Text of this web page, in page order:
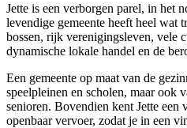
Jette is een verborgen parel, in het
levendige gemeente heeft heel wat
bossen, rijk verenigingsleven, vele
dynamische lokale handel en de
Een gemeente op maat van de
speelpleinen en scholen, maar ook
senioren. Bovendien kent Jette een
openbaar vervoer, zodat je in een